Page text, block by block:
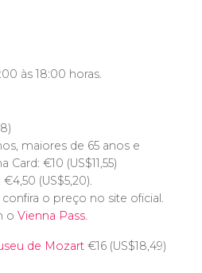
às 18:00 horas.
maiores de 65 anos e
Card: €10 (US$11,55)
€4,50 (US$5,20).
o preço no site oficial.
o Vienna Pass.
de Mozart €16 (US$18,49)